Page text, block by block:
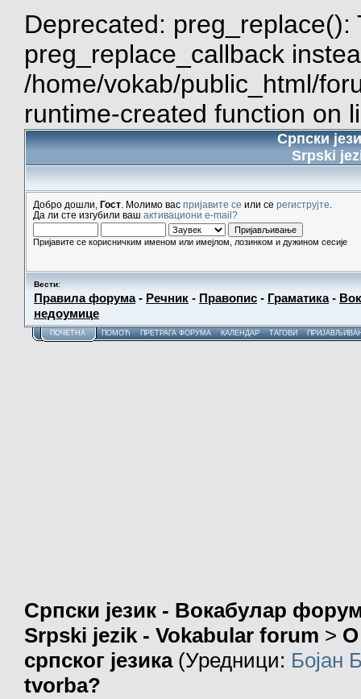
Deprecated:
preg_replace_callback
/home/vokab/public_html/
runtime-created function on
Српски
Srpski
Добро дошли, Гост . Молимо вас пријавите се или се региструјте
Да ли сте изгубили ваш активациони e-mail?
Пријавите се корисничким именом или имејлом, лозинком и дужином сесије
Вести:
Правила форума- Речник - Правопис - Граматика-
недоумице
ПОЧЕТНА ПОМОЋ ПРЕТРАГА ФОРУМА КАЛЕНДАР ТАГОВИ
Српски језик - Вокабулар
Srpski jezik - Vokabular forum > О
српског језика(Уредници: Бојан
tvorba?